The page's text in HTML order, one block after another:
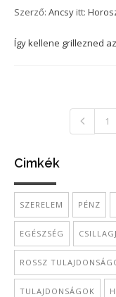
Szerző: Ancsy itt:
Így kellene grillezned
1
Cimkék
SZERELEM PÉNZ
EGÉSZSÉG
ROSSZ
TULAJDONSÁGOK